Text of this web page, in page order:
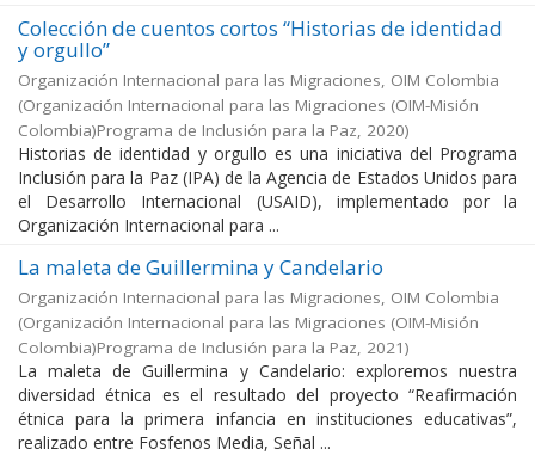
Colección de cuentos cortos “Historias de identidad
y orgullo”
Organización Internacional para las Migraciones, OIM Colombia
(Organización Internacional para las Migraciones (OIM-Misión
Colombia)Programa de Inclusión para la Paz, 2020)
Historias de identidad y orgullo es una iniciativa del Programa
Inclusión para la Paz (IPA) de la Agencia de Estados Unidos para
el Desarrollo Internacional (USAID), implementado por la
Organización Internacional para ...
La maleta de Guillermina y Candelario
Organización Internacional para las Migraciones, OIM Colombia
(Organización Internacional para las Migraciones (OIM-Misión
Colombia)Programa de Inclusión para la Paz, 2021)
La maleta de Guillermina y Candelario: exploremos nuestra
diversidad étnica es el resultado del proyecto “Reafirmación
étnica para la primera infancia en instituciones educativas”,
realizado entre Fosfenos Media, Señal ...